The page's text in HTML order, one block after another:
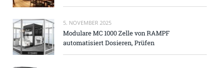
5. NOVEMBER 2025
Modulare MC 1000 Zelle von RAMPF
automatisiert Dosieren, Prüfen